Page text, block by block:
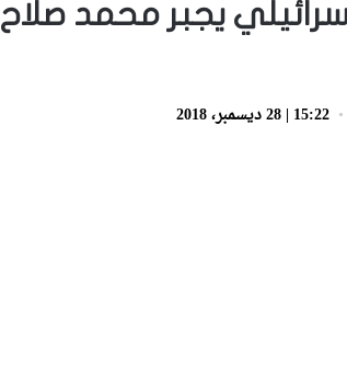
يجبر محمد صلاح
15:22 | 28 ديسمبر، 2018